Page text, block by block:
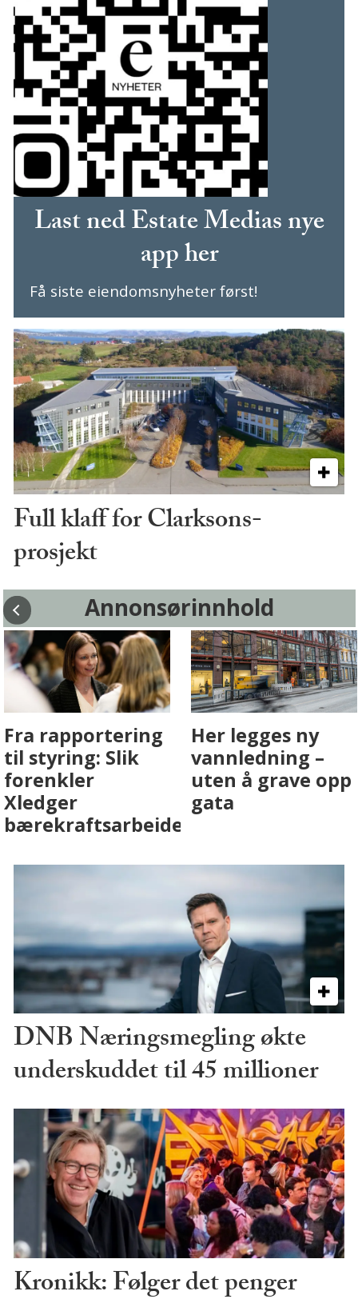
Last ned Estate Medias nye
app her
Få siste eiendomsnyheter først!
Full klaff for Clarksons-
prosjekt
Annonsørinnhold
Fenistra endrer
eiendomsbransjen
med AI. Slik ser vi
på fremtiden
Det er i
Drammen det
skjer
DNB Næringsmegling økte
underskuddet til 45 millioner
Kronikk: Følger det penger